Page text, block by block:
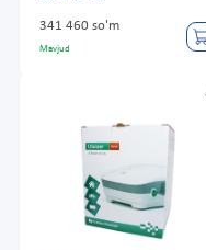
341 460 so'm
Mavjud